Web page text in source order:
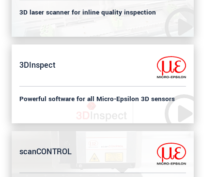
3D laser scanner for inline quality inspection
3DInspect
Powerful software for all Micro-Epsilon 3D sensors
scanCONTROL